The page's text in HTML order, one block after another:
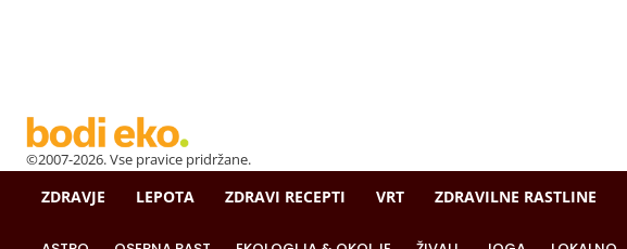
©2007-2026. Vse pravice pridržane.
ZDRAVJE LEPOTA ZDRAVI RECEPTI VRT ZDRAVILNE RASTLINE